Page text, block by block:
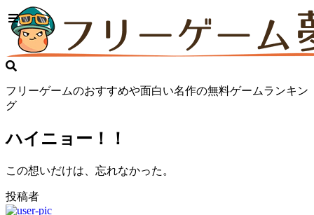
フリーゲームのおすすめや面白い名作の無料ゲームランキン
グ
ハイニョー！！
この想いだけは、忘れなかった。
投稿者